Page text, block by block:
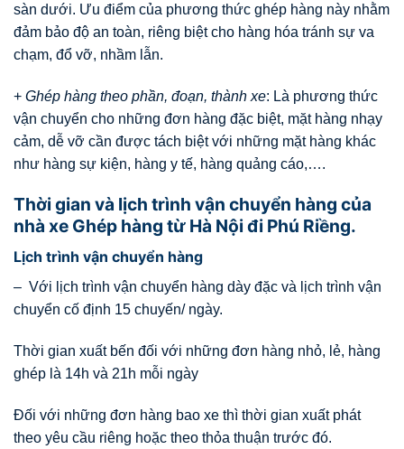
sàn dưới. Ưu điểm của phương thức ghép hàng này nhằm
đảm bảo độ an toàn, riêng biệt cho hàng hóa tránh sự va
chạm, đổ vỡ, nhầm lẫn.
+ Ghép hàng theo phần, đoạn, thành xe: Là phương thức
vận chuyển cho những đơn hàng đặc biệt, mặt hàng nhạy
cảm, dễ vỡ cần được tách biệt với những mặt hàng khác
như hàng sự kiện, hàng y tế, hàng quảng cáo,….
Thời gian và lịch trình vận chuyển hàng của
nhà xe Ghép hàng từ Hà Nội đi Phú Riềng.
Lịch trình vận chuyển hàng
– Với lịch trình vận chuyển hàng dày đặc và lịch trình vận
chuyển cố định 15 chuyến/ ngày.
Thời gian xuất bến đối với những đơn hàng nhỏ, lẻ, hàng
ghép là 14h và 21h mỗi ngày
Đối với những đơn hàng bao xe thì thời gian xuất phát
theo yêu cầu riêng hoặc theo thỏa thuận trước đó.